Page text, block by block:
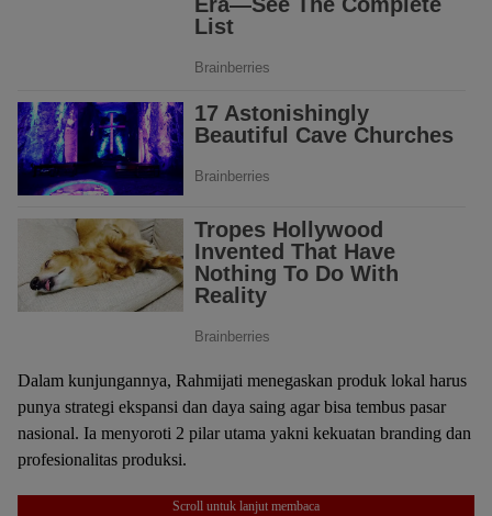
Dalam kunjungannya, Rahmijati menegaskan produk lokal harus
punya strategi ekspansi dan daya saing agar bisa tembus pasar
nasional. Ia menyoroti 2 pilar utama yakni kekuatan branding dan
profesionalitas produksi.
Scroll untuk lanjut membaca